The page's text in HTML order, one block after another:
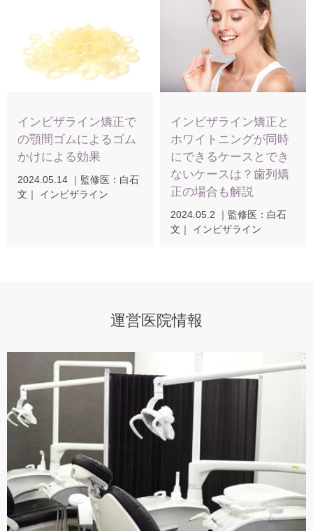
インビザライン矯正で
の顎間ゴムによるゴム
かけによる効果
2024.05.14 ｜ 監修医：白石
文 ｜ インビザライン
インビザライン矯正と
ホワイトニングが同時
にできるケースとでき
ないケースは？歯列矯
正の場合も解説
2024.05.2 ｜ 監修医：白石
文 ｜ インビザライン
運営医院情報